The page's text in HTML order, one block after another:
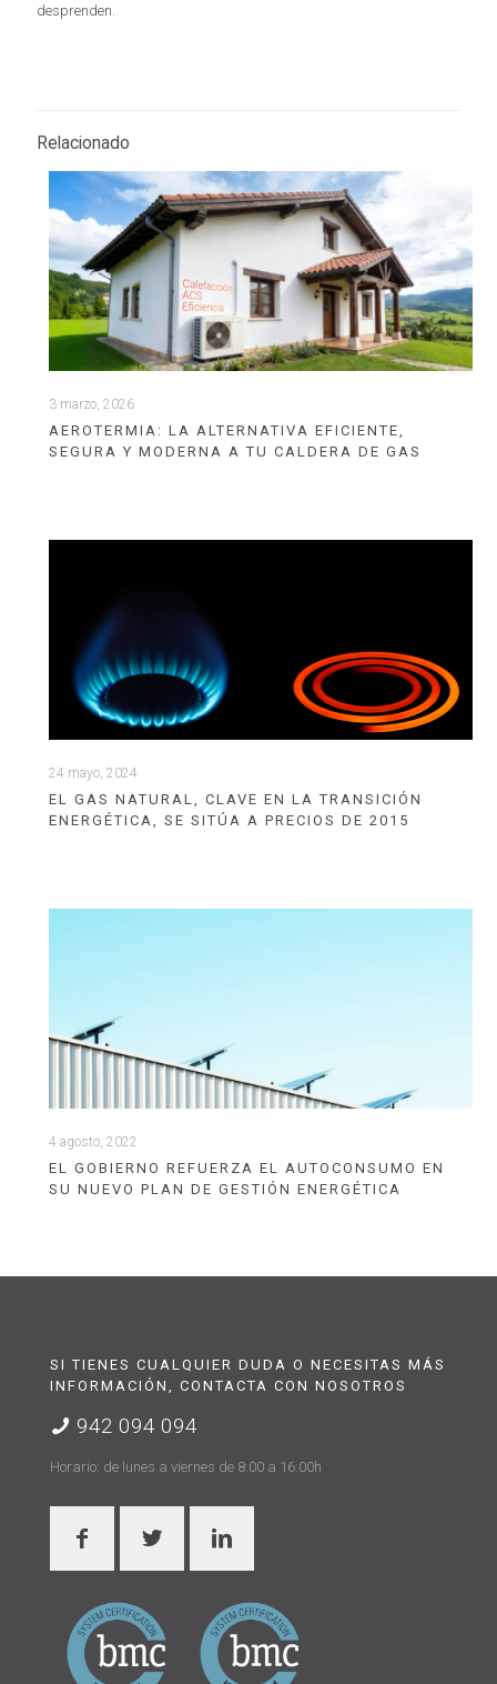
desprenden.
Relacionado
3 marzo, 2026
AEROTERMIA: LA ALTERNATIVA EFICIENTE,
SEGURA Y MODERNA A TU CALDERA DE GAS
24 mayo, 2024
EL GAS NATURAL, CLAVE EN LA TRANSICIÓN
ENERGÉTICA, SE SITÚA A PRECIOS DE 2015
4 agosto, 2022
EL GOBIERNO REFUERZA EL AUTOCONSUMO EN
SU NUEVO PLAN DE GESTIÓN ENERGÉTICA
SI TIENES CUALQUIER DUDA O NECESITAS MÁS
INFORMACIÓN, CONTACTA CON NOSOTROS
942 094 094
Horario: de lunes a viernes de 8:00 a 16:00h